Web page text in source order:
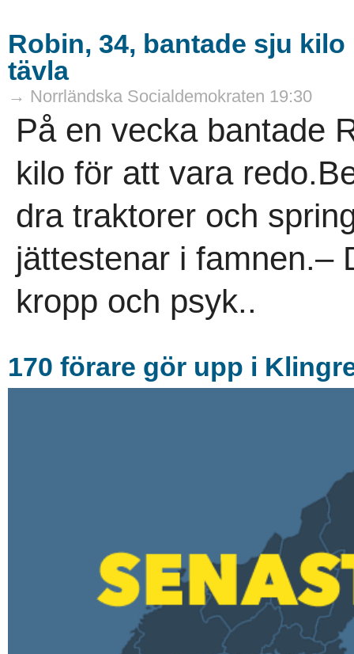
Robin, 34, bantade sju
tävla
→ Norrländska Socialdemokraten 19:30
På en vecka bantade
kilo för att vara
dra traktorer och
jättestenar i famnen.–
kropp och psyk..
170 förare gör upp i